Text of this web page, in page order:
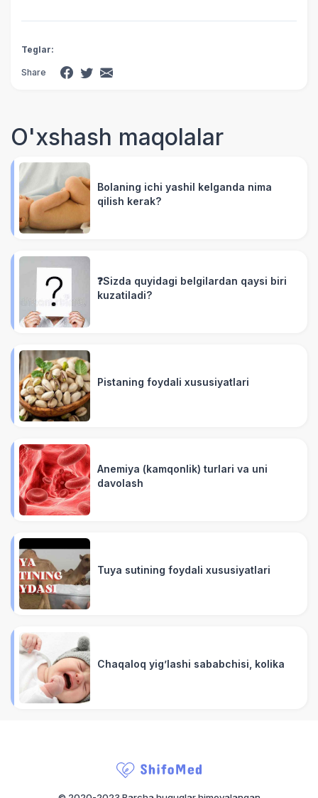
Teglar:
Share
O'xshash maqolalar
Bolaning ichi yashil kelganda nima
qilish kerak?
❓Sizda quyidagi belgilardan qaysi biri
kuzatiladi?
Pistaning foydali xususiyatlari
Anemiya (kamqonlik) turlari va uni
davolash
Tuya sutining foydali xususiyatlari
Chaqaloq yig’lashi sababchisi, kolika